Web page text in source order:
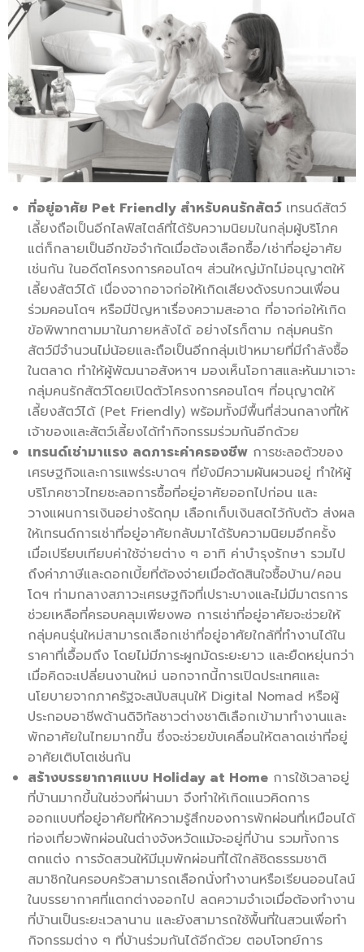
ที่อยู่อาศัย Pet Friendly สำหรับคนรักสัตว์เทรนด์สัตว์
เลี้ยงถือเป็นอีกไลฟ์สไตล์ที่ได้รับความนิยมในกลุ่มผู้บริโภค
แต่ก็กลายเป็นอีกข้อจำกัดเมื่อต้องเลือกซื้อ/เช่าที่อยู่อาศัย
เช่นกัน ในอดีตโครงการคอนโดฯ ส่วนใหญ่มักไม่อนุญาตให้
เลี้ยงสัตว์ได้ เนื่องจากอาจก่อให้เกิดเสียงดังรบกวนเพื่อน
ร่วมคอนโดฯ หรือมีปัญหาเรื่องความสะอาด ที่อาจก่อให้เกิด
ข้อพิพาทตามมาในภายหลังได้ อย่างไรก็ตาม กลุ่มคนรัก
สัตว์มีจำนวนไม่น้อยและถือเป็นอีกกลุ่มเป้าหมายที่มีกำลังซื้อ
ในตลาด ทำให้ผู้พัฒนาอสังหาฯ มองเห็นโอกาสและหันมาเจาะ
กลุ่มคนรักสัตว์โดยเปิดตัวโครงการคอนโดฯ ที่อนุญาตให้
เลี้ยงสัตว์ได้ (Pet Friendly) พร้อมทั้งมีพื้นที่ส่วนกลางที่ให้
เจ้าของและสัตว์เลี้ยงได้ทำกิจกรรมร่วมกันอีกด้วย
เทรนด์เช่ามาแรง ลดภาระค่าครองชีพ การชะลอตัวของ
เศรษฐกิจและการแพร่ระบาดฯ ที่ยังมีความผันผวนอยู่ ทำให้ผู้
บริโภคชาวไทยชะลอการซื้อที่อยู่อาศัยออกไปก่อน และ
วางแผนการเงินอย่างรัดกุม เลือกเก็บเงินสดไว้กับตัว ส่งผล
ให้เทรนด์การเช่าที่อยู่อาศัยกลับมาได้รับความนิยมอีกครั้ง
เมื่อเปรียบเทียบค่าใช้จ่ายต่าง ๆ อาทิ ค่าบำรุงรักษา รวมไป
ถึงค่าภาษีและดอกเบี้ยที่ต้องจ่ายเมื่อตัดสินใจซื้อบ้าน/คอน
โดฯ ท่ามกลางสภาวะเศรษฐกิจที่เปราะบางและไม่มีมาตรการ
ช่วยเหลือที่ครอบคลุมเพียงพอ การเช่าที่อยู่อาศัยจะช่วยให้
กลุ่มคนรุ่นใหม่สามารถเลือกเช่าที่อยู่อาศัยใกล้ที่ทำงานได้ใน
ราคาที่เอื้อมถึง โดยไม่มีภาระผูกมัดระยะยาว และยืดหยุ่นกว่า
เมื่อคิดจะเปลี่ยนงานใหม่ นอกจากนี้การเปิดประเทศและ
นโยบายจากภาครัฐจะสนับสนุนให้ Digital Nomad หรือผู้
ประกอบอาชีพด้านดิจิทัลชาวต่างชาติเลือกเข้ามาทำงานและ
พักอาศัยในไทยมากขึ้น ซึ่งจะช่วยขับเคลื่อนให้ตลาดเช่าที่อยู่
อาศัยเติบโตเช่นกัน
สร้างบรรยากาศแบบ Holiday at Home การใช้เวลาอยู่
ที่บ้านมากขึ้นในช่วงที่ผ่านมา จึงทำให้เกิดแนวคิดการ
ออกแบบที่อยู่อาศัยที่ให้ความรู้สึกของการพักผ่อนที่เหมือนได้
ท่องเที่ยวพักผ่อนในต่างจังหวัดแม้จะอยู่ที่บ้าน รวมทั้งการ
ตกแต่ง การจัดสวนให้มีมุมพักผ่อนที่ได้ใกล้ชิดธรรมชาติ
สมาชิกในครอบครัวสามารถเลือกนั่งทำงานหรือเรียนออนไลน์
ในบรรยากาศที่แตกต่างออกไป ลดความจำเจเมื่อต้องทำงาน
ที่บ้านเป็นระยะเวลานาน และยังสามารถใช้พื้นที่ในสวนเพื่อทำ
กิจกรรมต่าง ๆ ที่บ้านร่วมกันได้อีกด้วย ตอบโจทย์การ